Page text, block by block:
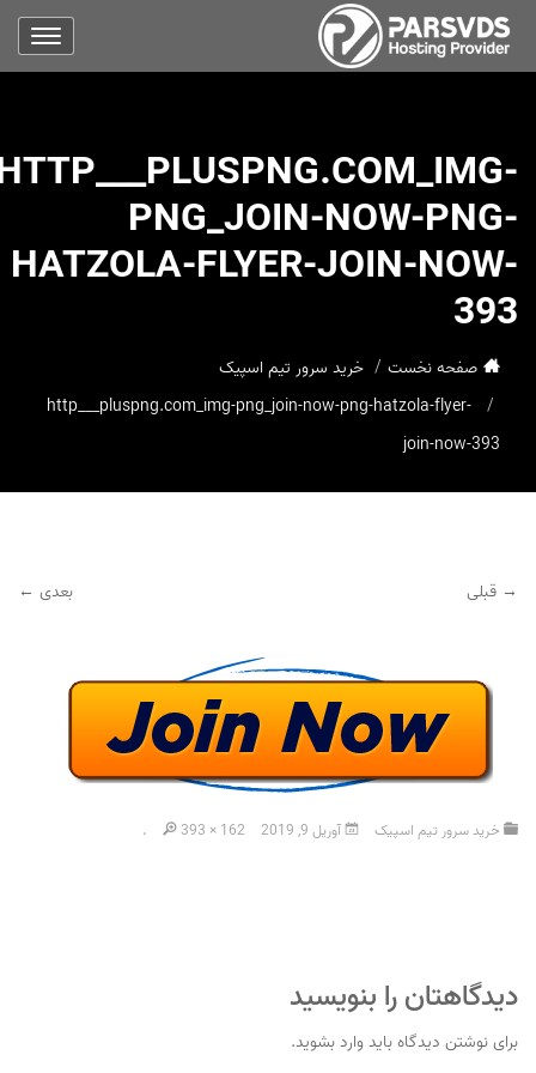
PNG_JOIN-NOW-PNG-
HATZOLA-FLYER-JOIN-NOW-
393
صفحه نخست
خرید سرور تیم اسپیک
http___pluspng.com_img-png_join-now-png-hatzola-flyer-
join-now-393
→ قبلی بعدی ←
خرید سرور تیم اسپیک آوریل 9, 2019 393 × 162
.
دیدگاهتان را بنویسید
برای نوشتن دیدگاه بایدوارد بشوید.